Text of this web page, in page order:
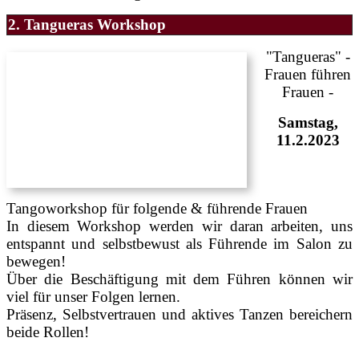
2. Tangueras Workshop
"Tangueras" -
Frauen führen
Frauen -
Samstag,
11.2.2023
Tangoworkshop für folgende & führende Frauen
In diesem Workshop werden wir daran arbeiten, uns
entspannt und selbstbewust als Führende im Salon zu
bewegen!
Über die Beschäftigung mit dem Führen können wir
viel für unser Folgen lernen.
Präsenz, Selbstvertrauen und aktives Tanzen bereichern
beide Rollen!